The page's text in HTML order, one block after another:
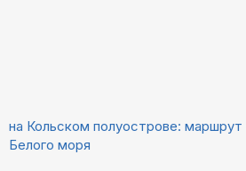
на Кольском полуострове:
Белого моря